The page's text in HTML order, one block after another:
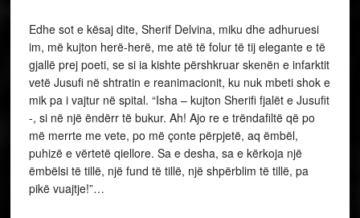
Edhe sot e kësaj dite, Sherif Delvina, miku dhe adhuruesi
im, më kujton herë-herë, me atë të folur të tij elegante e të
gjallë prej poeti, se si ia kishte përshkruar skenën e infarktit
vetë Jusufi në shtratin e reanimacionit, ku nuk mbeti shok e
mik pa i vajtur në spital. “Isha – kujton Sherifi fjalët e Jusufit
-, si në një ëndërr të bukur. Ah! Ajo re e trëndafiltë që po
më merrte me vete, po më çonte përpjetë, aq ëmbël,
puhizë e vërtetë qiellore. Sa e desha, sa e kërkoja një
ëmbëlsi të tillë, një fund të tillë, një shpërblim të tillë, pa
pikë vuajtje!”…